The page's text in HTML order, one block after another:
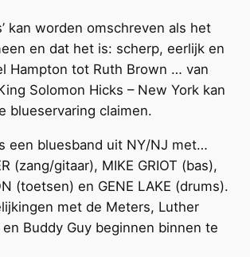
kan worden omschreven als het
en dat het is: scherp, eerlijk en
Hampton tot Ruth Brown … van
Solomon Hicks – New York kan
blueservaring claimen.
een bluesband uit NY/NJ met…
(zang/gitaar), MIKE GRIOT (bas),
(toetsen) en GENE LAKE (drums).
met de Meters, Luther
en Buddy Guy beginnen binnen te